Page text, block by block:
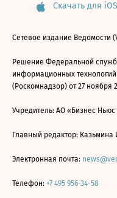
Скачать для iOS
Сетевое издание Ведомости
Решение Федеральной
информационных
(Роскомнадзор) от 27 ноября
Учредитель: АО «Бизнес
Главный редактор: Казьмина
Электронная почта:
Телефон: +7 495 956-34-58